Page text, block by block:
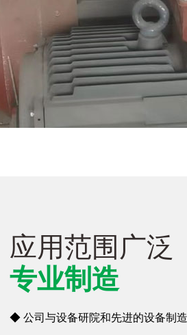
应用范围广泛
专业制造
◆ 公司与设备研院和先进的设备制造